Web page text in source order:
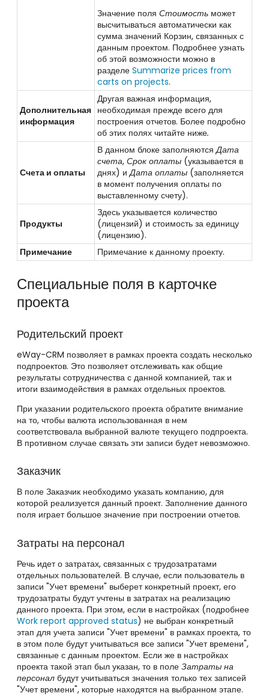
Значение поляСтоимость может
высчитываться автоматически как
сумма значений Корзин, связанных с
данным проектом. Подробнее узнать
об этой возможности можно в
разделе Summarize prices from
carts on projects.
Дополнительная
информация
Другая важная информация,
необходимая прежде всего для
построения отчетов. Более подробно
об этих полях читайте ниже.
Счета и оплаты
В данном блоке заполняютсяДата
счета,Срок оплаты (указывается в
днях) иДата оплаты (заполняется
в момент получения оплаты по
выставленному счету).
Продукты
Здесь указывается количество
(лицензий) и стоимость за единицу
(лицензию).
Примечание
Примечание к данному проекту.
Специальные поля в карточке
проекта
Родительский проект
eWay-CRM позволяет в рамках проекта создать несколько
подпроектов. Это позволяет отслеживать как общие
результаты сотрудничества с данной компанией, так и
итоги взаимодействия в рамках отдельных проектов.
При указании родительского проекта обратите внимание
на то, чтобы валюта использованная в нем
соответствовала выбранной валюте текущего подпроекта.
В противном случае связать эти записи будет невозможно.
Заказчик
В поле Заказчик необходимо указать компанию, для
которой реализуется данный проект. Заполнение данного
поля играет большое значение при построении отчетов.
Затраты на персонал
Речь идет о затратах, связанных с трудозатратами
отдельных пользователей. В случае, если пользователь в
записи "Учет времени" выберет конкретный проект, его
трудозатраты будут учтены в затратах на реализацию
данного проекта. При этом, если в настройках (подробнее
Work report approved status) не выбран конкретный
этап для учета записи "Учет времени" в рамках проекта, то
в этом поле будут учитываться все записи "Учет времени",
связанные с данным проектом. Если же в настройках
проекта такой этап был указан, то в поле Затраты на
персонал будут учитываться значения только тех записей
"Учет времени", которые находятся на выбранном этапе.